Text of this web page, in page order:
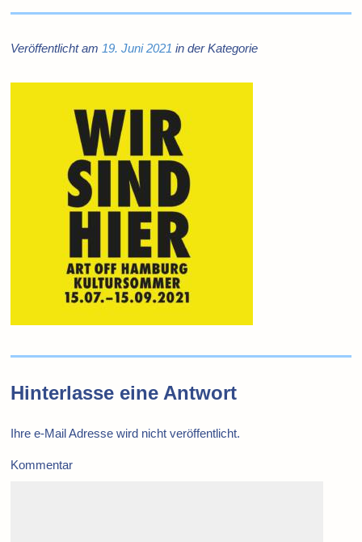
Veröffentlicht am 19. Juni 2021 in der Kategorie
Hinterlasse eine Antwort
Ihre e-Mail Adresse wird nicht veröffentlicht.
Kommentar